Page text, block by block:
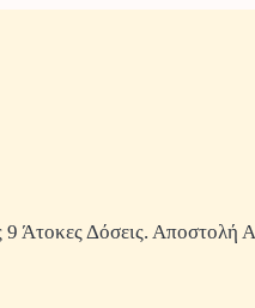
Άτοκες Δόσεις. Αποστολή